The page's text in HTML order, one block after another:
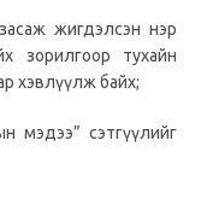
жигдэлсэн нэр
зорилгоор тухайн
хэвлүүлж байх;
сэтгүүлийг